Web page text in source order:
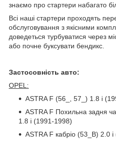
знаємо про стартери набагато
Всі наші стартери проходять
обслуговування з якісними
доведеться турбуватися через
або почне буксувати бендикс.
Застосовність авто:
OPEL:
ASTRA F (56_, 57_) 1.8 i
ASTRA F Похильна задня
1.8 i (1991-1998)
ASTRA F кабріо (53_B) 2.0